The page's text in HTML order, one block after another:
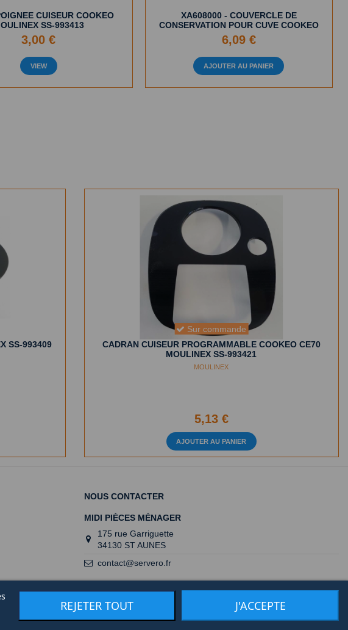
CUISEUR COOKEO
SS-993413
3,00 €
VIEW
XA608000 - COUVERCLE DE
CONSERVATION POUR CUVE COOKEO
6,09 €
AJOUTER AU PANIER
SS-993409
Sur commande
CADRAN CUISEUR PROGRAMMABLE COOKEO CE70
MOULINEX SS-993421
MOULINEX
5,13 €
AJOUTER AU PANIER
NOUS CONTACTER
MIDI PIÈCES MÉNAGER
175 rue Garriguette
34130 ST AUNES
contact@servero.fr
REJETER TOUT J'ACCEPTE